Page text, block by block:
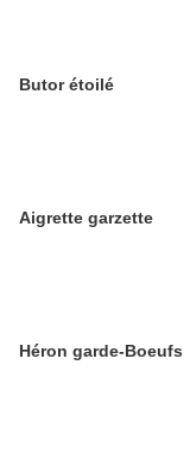
Butor étoilé
Aigrette garzette
Héron garde-Boeufs